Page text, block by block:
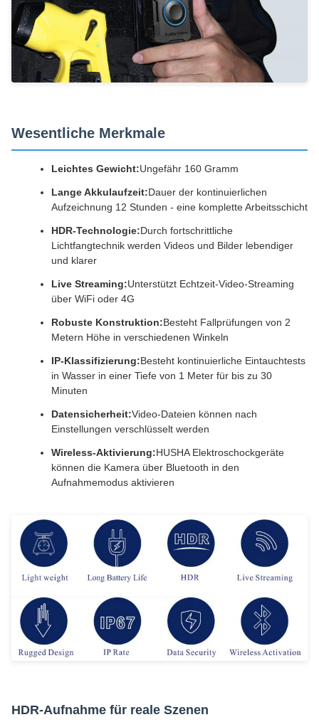
Wesentliche Merkmale
Leichtes Gewicht:Ungefähr 160 Gramm
Lange Akkulaufzeit:Dauer der kontinuierlichen
Aufzeichnung 12 Stunden - eine komplette Arbeitsschicht
HDR-Technologie:Durch fortschrittliche
Lichtfangtechnik werden Videos und Bilder lebendiger
und klarer
Live Streaming:Unterstützt Echtzeit-Video-Streaming
über WiFi oder 4G
Robuste Konstruktion:Besteht Fallprüfungen von 2
Metern Höhe in verschiedenen Winkeln
IP-Klassifizierung:Besteht kontinuierliche Eintauchtests
in Wasser in einer Tiefe von 1 Meter für bis zu 30
Minuten
Datensicherheit:Video-Dateien können nach
Einstellungen verschlüsselt werden
Wireless-Aktivierung:HUSHA Elektroschockgeräte
können die Kamera über Bluetooth in den
Aufnahmemodus aktivieren
HDR-Aufnahme für reale Szenen